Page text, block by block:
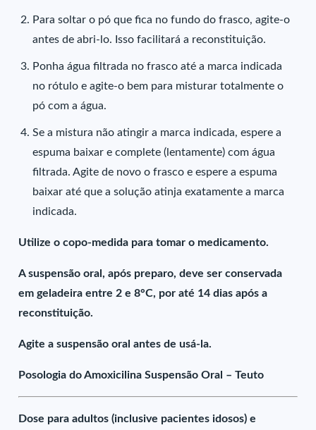
Para soltar o pó que fica no fundo do frasco, agite-o
antes de abri-lo. Isso facilitará a reconstituição.
Ponha água filtrada no frasco até a marca indicada
no rótulo e agite-o bem para misturar totalmente o
pó com a água.
Se a mistura não atingir a marca indicada, espere a
espuma baixar e complete (lentamente) com água
filtrada. Agite de novo o frasco e espere a espuma
baixar até que a solução atinja exatamente a marca
indicada.
Utilize o copo-medida para tomar o medicamento.
A suspensão oral, após preparo, deve ser conservada
em geladeira entre 2 e 8°C, por até 14 dias após a
reconstituição.
Agite a suspensão oral antes de usá-la.
Posologia do Amoxicilina Suspensão Oral – Teuto
Dose para adultos (inclusive pacientes idosos) e